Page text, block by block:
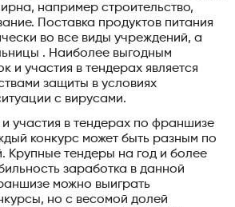
например строительство,
Поставка продуктов питания
во все виды учреждений, а
. Наиболее выгодным
и участия в тендерах является
защиты в условиях
с вирусами.
и участия в тендерах по франшизе
конкурс может быть разным по
Крупные тендеры на год и более
заработка в данной
можно выиграть
но с весомой долей